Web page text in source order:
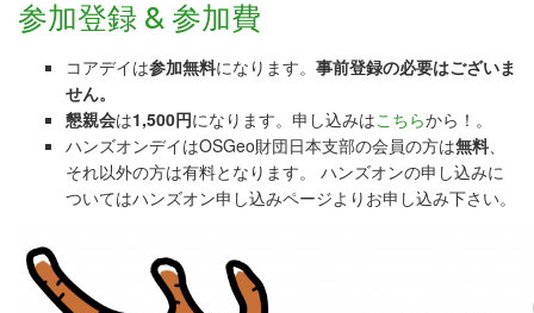
参加登録 & 参加費
コアデイは参加無料になります。 事前登録の必要はございま
せん。
懇親会は1,500円になります。申し込みはこちらから！。
ハンズオンデイはOSGeo財団日本支部の会員の方は無料、
それ以外の方は有料となります。 ハンズオンの申し込みに
ついてはハンズオン申し込みページよりお申し込み下さい。